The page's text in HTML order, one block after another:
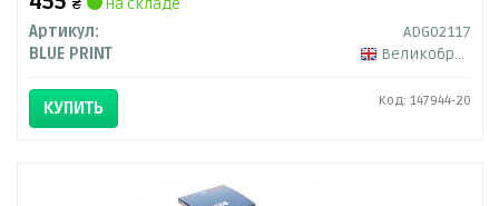
₴
на складе
Артикул:
ADG02117
BLUE PRINT
Великобритания
КУПИТЬ Код: 147944-20